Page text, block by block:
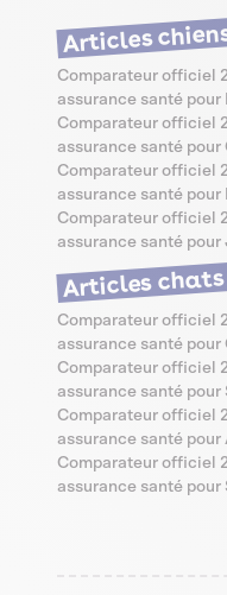
Articles
Comparateur officiel
assurance santé pour
Comparateur officiel
assurance santé pour
Comparateur officiel
assurance santé
Comparateur officiel
assurance santé pour
Articles chats
Comparateur officiel
assurance santé pour
Comparateur officiel
assurance santé pour
Comparateur officiel
assurance santé pour
Comparateur officiel
assurance santé pour